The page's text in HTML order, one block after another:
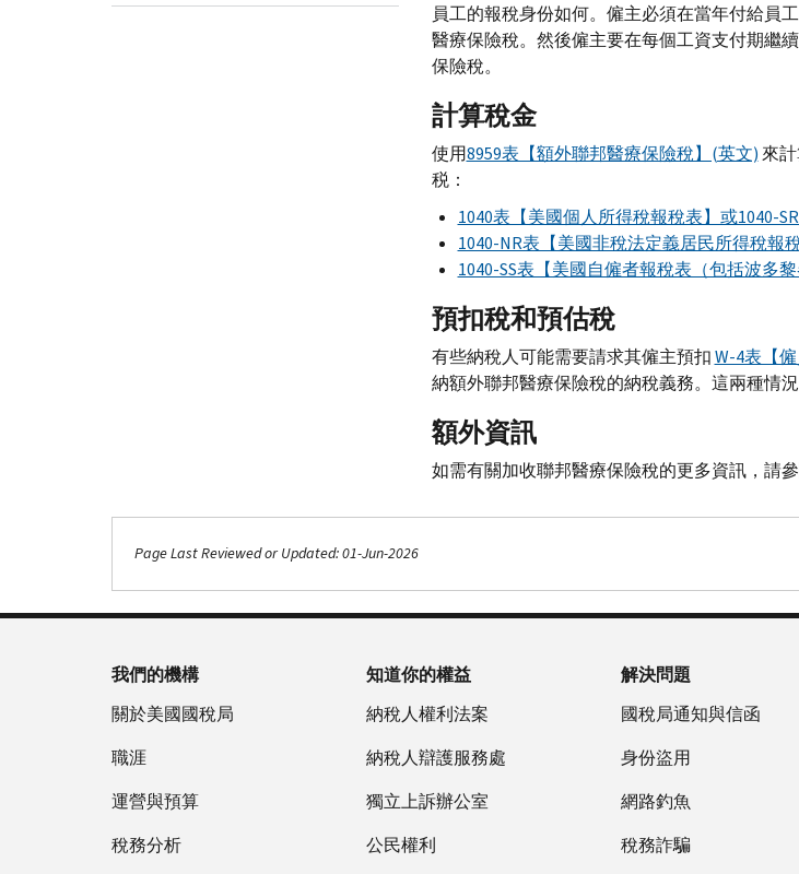
員工的報稅身份如何。僱主必須在當年付給員
醫療保險稅。然後僱主要在每個工資支付期繼
保險稅。
計算稅金
使用8959表【額外聯邦醫療保險稅】(英文) 來
税：
1040表【美國個人所得稅報稅表】或1040-
1040-NR表【美國非稅法定義居民所得稅報
1040-SS表【美國自僱者報稅表（包括波多
預扣稅和預估稅
有些納稅人可能需要請求其僱主預扣W-4表【
納額外聯邦醫療保險稅的納稅義務。這兩種情
額外資訊
如需有關加收聯邦醫療保險稅的更多資訊，請
Page Last Reviewed or Updated: 01-Jun-2026
我們的機構
關於美國國稅局
職涯
運營與預算
稅務分析
知道你的權益
納稅人權利法案
納稅人辯護服務處
獨立上訴辦公室
公民權利
解決問題
國稅局通知與信函
身份盜用
網路釣魚
稅務詐騙